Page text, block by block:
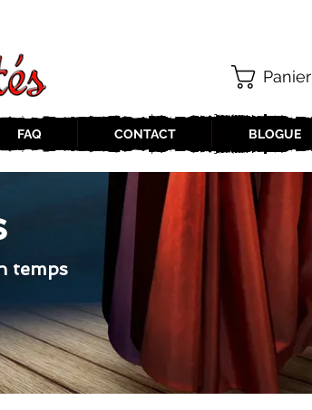
FAQ CONTACT BLOGUE
Panier
temps